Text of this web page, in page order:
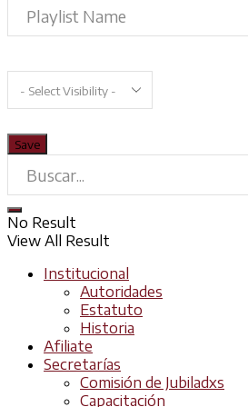
No Result
View All Result
Institucional
Autoridades
Estatuto
Historia
Afiliate
Secretarías
Comisión de Jubiladxs
Capacitación